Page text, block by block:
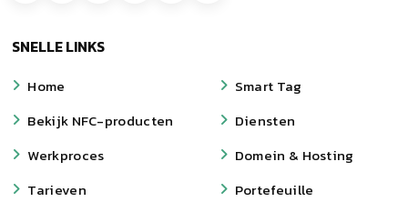
SNELLE LINKS
Home
Smart Tag
Bekijk NFC-producten
Diensten
Werkproces
Domein & Hosting
Tarieven
Portefeuille